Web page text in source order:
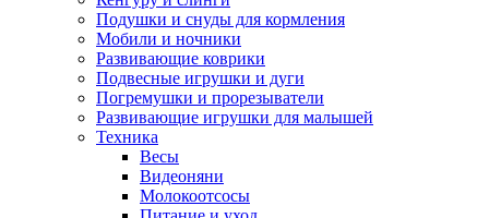
Подушки и снуды для кормления
Мобили и ночники
Развивающие коврики
Подвесные игрушки и дуги
Погремушки и прорезыватели
Развивающие игрушки для малышей
Техника
Весы
Видеоняни
Молокоотсосы